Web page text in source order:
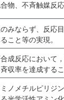
物、不斉触媒反応
みならず、反応
こと等の実現。
成反応において
収率を達成するこ
ノメチルピリジ